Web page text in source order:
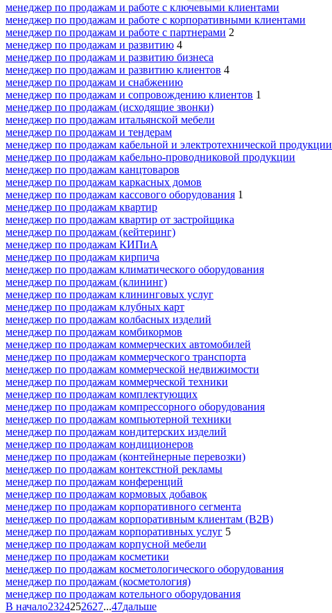
менеджер по продажам и работе с ключевыми клиентами
менеджер по продажам и работе с корпоративными клиентами
менеджер по продажам и работе с партнерами 2
менеджер по продажам и развитию 4
менеджер по продажам и развитию бизнеса
менеджер по продажам и развитию клиентов 4
менеджер по продажам и снабжению
менеджер по продажам и сопровождению клиентов 1
менеджер по продажам (исходящие звонки)
менеджер по продажам итальянской мебели
менеджер по продажам и тендерам
менеджер по продажам кабельной и электротехнической продукции
менеджер по продажам кабельно-проводниковой продукции
менеджер по продажам канцтоваров
менеджер по продажам каркасных домов
менеджер по продажам кассового оборудования 1
менеджер по продажам квартир
менеджер по продажам квартир от застройщика
менеджер по продажам (кейтеринг)
менеджер по продажам КИПиА
менеджер по продажам кирпича
менеджер по продажам климатического оборудования
менеджер по продажам (клининг)
менеджер по продажам клининговых услуг
менеджер по продажам клубных карт
менеджер по продажам колбасных изделий
менеджер по продажам комбикормов
менеджер по продажам коммерческих автомобилей
менеджер по продажам коммерческого транспорта
менеджер по продажам коммерческой недвижимости
менеджер по продажам коммерческой техники
менеджер по продажам комплектующих
менеджер по продажам компрессорного оборудования
менеджер по продажам компьютерной техники
менеджер по продажам кондитерских изделий
менеджер по продажам кондиционеров
менеджер по продажам (контейнерные перевозки)
менеджер по продажам контекстной рекламы
менеджер по продажам конференций
менеджер по продажам кормовых добавок
менеджер по продажам корпоративного сегмента
менеджер по продажам корпоративным клиентам (B2B)
менеджер по продажам корпоративных услуг 5
менеджер по продажам корпусной мебели
менеджер по продажам косметики
менеджер по продажам косметологического оборудования
менеджер по продажам (косметология)
менеджер по продажам котельного оборудования
В начало2324252627...47дальше